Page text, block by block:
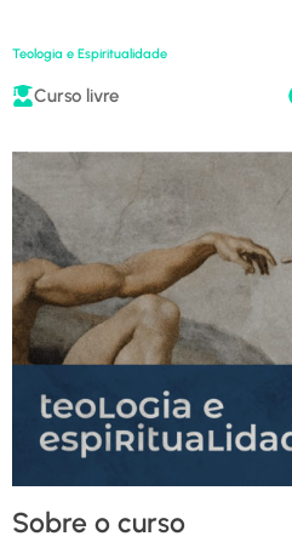
Teologia e Espiritualidade
Curso livre
Sobre o curso